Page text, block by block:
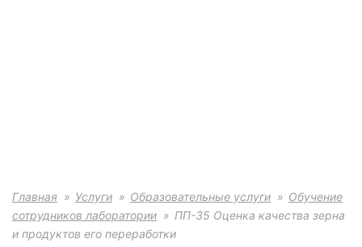
Главная Услуги Образовательные услуги
Обучение
сотрудников лаборатории
ПП-35 Оценка качества зерна
и продуктов его переработки